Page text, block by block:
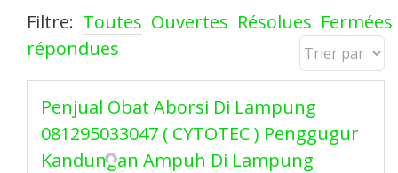
Filtre: Toutes Ouvertes Résolues Fermées
répondues
Penjual Obat Aborsi Di Lampung
081295033047 ( CYTOTEC ) Penggugur
Kandungan Ampuh Di Lampung